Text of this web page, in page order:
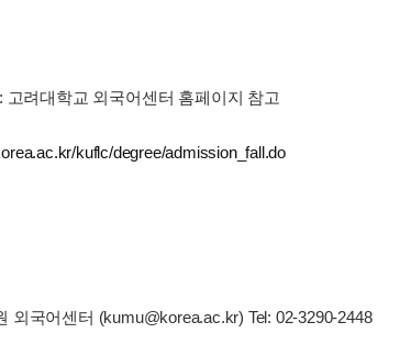
고려대학교 외국어센터 홈페이지 참고
kuflc/degree/admission_fall.do
외국어센터 (kumu@korea.ac.kr) Tel: 02-3290-2448